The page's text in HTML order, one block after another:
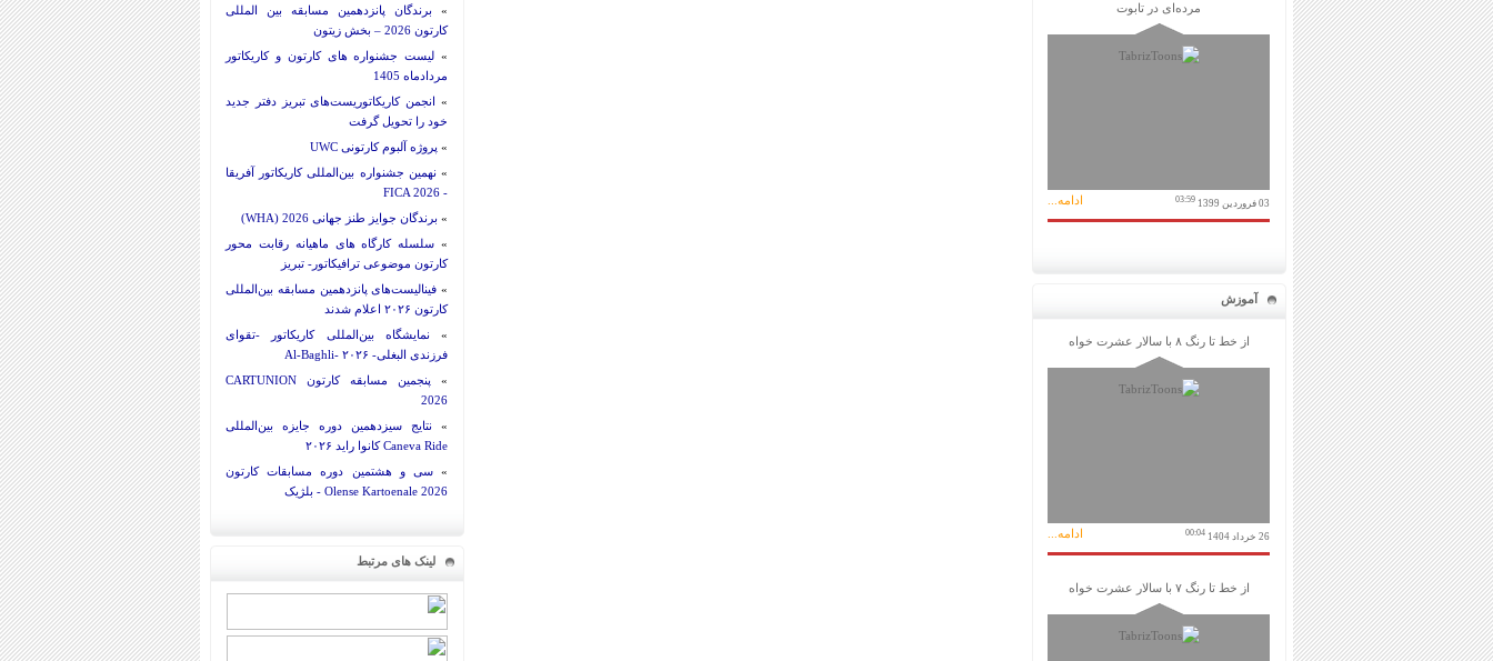
مرده‌ای در تابوت
03 فروردین 1399 03:59 ادامه...
آموزش
از خط تا رنگ ۸ با سالار عشرت خواه
26 خرداد 1404 00:04 ادامه...
از خط تا رنگ ۷ با سالار عشرت خواه
» برندگان پانزدهمین مسابقه بین المللی
کارتون 2026 – بخش زیتون
» لیست جشنواره های کارتون و کاریکاتور
مردادماه 1405
» انجمن کاریکاتوریست‌های تبریز دفتر جدید
خود را تحویل گرفت
» پروژه آلبوم کارتونی UWC
» نهمین جشنواره بین‌المللی کاریکاتور آفریقا
- FICA 2026
» برندگان جوایز طنز جهانی 2026 (WHA)
» سلسله کارگاه های ماهیانه رقابت محور
کارتون موضوعی ترافیکاتور- تبریز
» فینالیست‌های پانزدهمین مسابقه بین‌المللی
کارتون ۲۰۲۶ اعلام شدند
» نمایشگاه بین‌المللی کاریکاتور -تقوای
فرزندی البغلی- Al-Baghli- ۲۰۲۶
»
پنجمین مسابقه کارتون CARTUNION
2026
» نتایج سیزدهمین دوره جایزه بین‌المللی
Caneva Ride کانوا راید ۲۰۲۶
»سی و هشتمین دوره مسابقات کارتون
Olense Kartoenale 2026 - بلژیک
لینک های مرتبط